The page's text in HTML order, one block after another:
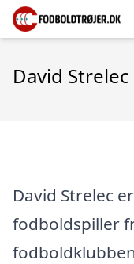
David Strelec
David Strelec
fodboldspiller